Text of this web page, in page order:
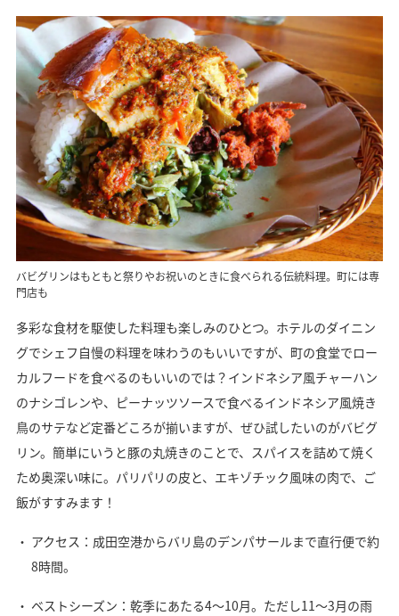
バビグリンはもともと祭りやお祝いのときに食べられる伝統料理。町には専
門店も
多彩な食材を駆使した料理も楽しみのひとつ。ホテルのダイニン
グでシェフ自慢の料理を味わうのもいいですが、町の食堂でロー
カルフードを食べるのもいいのでは？インドネシア風チャーハン
のナシゴレンや、ピーナッツソースで食べるインドネシア風焼き
鳥のサテなど定番どころが揃いますが、ぜひ試したいのがバビグ
リン。簡単にいうと豚の丸焼きのことで、スパイスを詰めて焼く
ため奥深い味に。パリパリの皮と、エキゾチック風味の肉で、ご
飯がすすみます！
アクセス：成田空港からバリ島のデンパサールまで直行便で約
8時間。
ベストシーズン：乾季にあたる4～10月。ただし11～3月の雨